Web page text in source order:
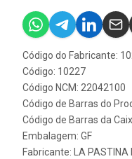
Código do Fabricante:
Código: 10227
Código NCM: 22042100
Código de Barras do
Código de Barras da
Embalagem: GF
Fabricante: LA PASTINA